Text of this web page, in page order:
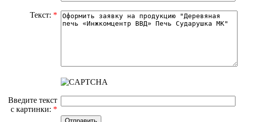
Текст: *
Введите текст
с картинки: *